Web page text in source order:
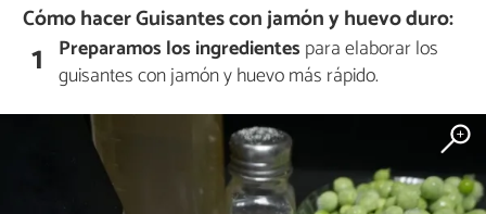
Cómo hacer Guisantes con jamón y huevo duro:
1 Preparamos los ingredientes para elaborar los
guisantes con jamón y huevo más rápido.